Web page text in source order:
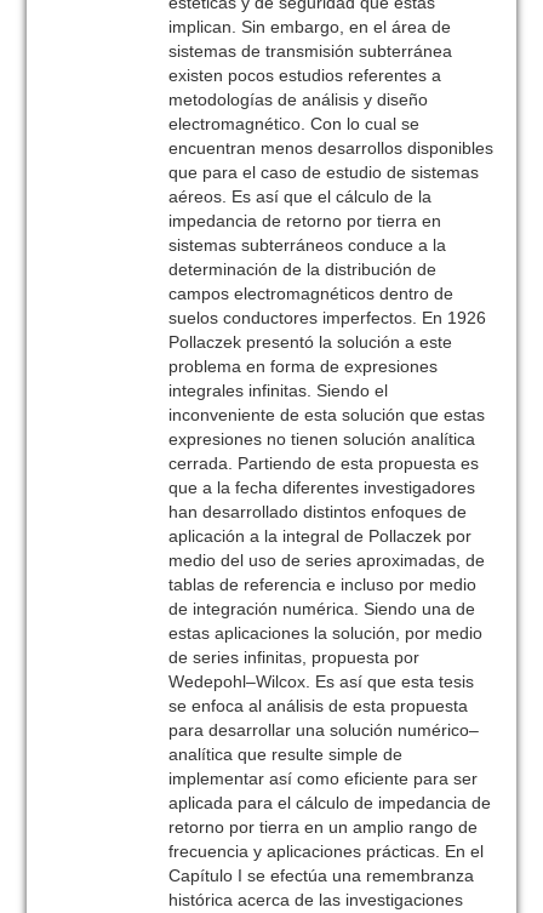
implican. Sin embargo, en el área de
sistemas de transmisión subterránea
existen pocos estudios referentes a
metodologías de análisis y diseño
electromagnético. Con lo cual se
encuentran menos desarrollos disponibles
que para el caso de estudio de sistemas
aéreos. Es así que el cálculo de la
impedancia de retorno por tierra en
sistemas subterráneos conduce a la
determinación de la distribución de
campos electromagnéticos dentro de
suelos conductores imperfectos. En 1926
Pollaczek presentó la solución a este
problema en forma de expresiones
integrales infinitas. Siendo el
inconveniente de esta solución que estas
expresiones no tienen solución analítica
cerrada. Partiendo de esta propuesta es
que a la fecha diferentes investigadores
han desarrollado distintos enfoques de
aplicación a la integral de Pollaczek por
medio del uso de series aproximadas, de
tablas de referencia e incluso por medio
de integración numérica. Siendo una de
estas aplicaciones la solución, por medio
de series infinitas, propuesta por
Wedepohl–Wilcox. Es así que esta tesis
se enfoca al análisis de esta propuesta
para desarrollar una solución numérico–
analítica que resulte simple de
implementar así como eficiente para ser
aplicada para el cálculo de impedancia de
retorno por tierra en un amplio rango de
frecuencia y aplicaciones prácticas. En el
Capítulo I se efectúa una remembranza
histórica acerca de las investigaciones